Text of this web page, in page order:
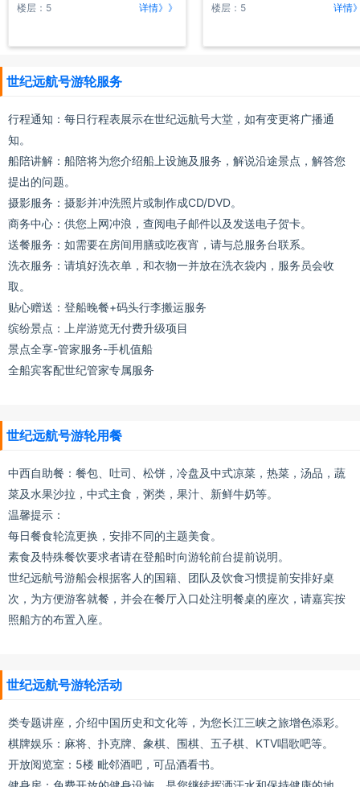
楼层：5 详情》》 楼层：5 详情
世纪远航号游轮服务
行程通知：每日行程表展示在世纪远航号大堂，如有变更将广播通
知。
船陪讲解：船陪将为您介绍船上设施及服务，解说沿途景点，解答您
提出的问题。
摄影服务：摄影并冲洗照片或制作成CD/DVD。
商务中心：供您上网冲浪，查阅电子邮件以及发送电子贺卡。
送餐服务：如需要在房间用膳或吃夜宵，请与总服务台联系。
洗衣服务：请填好洗衣单，和衣物一并放在洗衣袋内，服务员会收
取。
贴心赠送：登船晚餐+码头行李搬运服务
缤纷景点：上岸游览无付费升级项目
景点全享-管家服务-手机值船
全船宾客配世纪管家专属服务
世纪远航号游轮用餐
中西自助餐：餐包、吐司、松饼，冷盘及中式凉菜，热菜，汤品，蔬
菜及水果沙拉，中式主食，粥类，果汁、新鲜牛奶等。
温馨提示：
每日餐食轮流更换，安排不同的主题美食。
素食及特殊餐饮要求者请在登船时向游轮前台提前说明。
世纪远航号游船会根据客人的国籍、团队及饮食习惯提前安排好桌
次，为方便游客就餐，并会在餐厅入口处注明餐桌的座次，请嘉宾按
照船方的布置入座。
世纪远航号游轮活动
类专题讲座，介绍中国历史和文化等，为您长江三峡之旅增色添彩。
棋牌娱乐：麻将、扑克牌、象棋、围棋、五子棋、KTV唱歌吧等。
开放阅览室：5楼 毗邻酒吧，可品酒看书。